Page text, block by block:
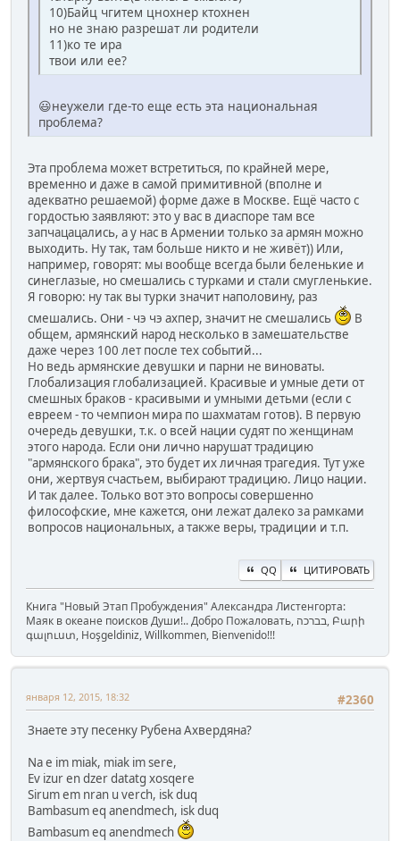
10)Байц чгитем цнохнер ктохнен
но не знаю разрешат ли родители
11)ко те ира
твои или ее?
😃неужели где-то еще есть эта национальная
проблема?
Эта проблема может встретиться, по крайней мере,
временно и даже в самой примитивной (вполне и
адекватно решаемой) форме даже в Москве. Ещё часто с
гордостью заявляют: это у вас в диаспоре там все
запчацацались, а у нас в Армении только за армян можно
выходить. Ну так, там больше никто и не живёт)) Или,
например, говорят: мы вообще всегда были беленькие и
синеглазые, но смешались с турками и стали смугленькие.
Я говорю: ну так вы турки значит наполовину, раз
смешались. Они - чэ чэ ахпер, значит не смешались
В
общем, армянский народ несколько в замешательстве
даже через 100 лет после тех событий...
Но ведь армянские девушки и парни не виноваты.
Глобализация глобализацией. Красивые и умные дети от
смешных браков - красивыми и умными детьми (если с
евреем - то чемпион мира по шахматам готов). В первую
очередь девушки, т.к. о всей нации судят по женщинам
этого народа. Если они лично нарушат традицию
"армянского брака", это будет их личная трагедия. Тут уже
они, жертвуя счастьем, выбирают традицию. Лицо нации.
И так далее. Только вот это вопросы совершенно
философские, мне кажется, они лежат далеко за рамками
вопросов национальных, а также веры, традиции и т.п.
QQ ЦИТИРОВАТЬ
Книга "Новый Этап Пробуждения" Александра Листенгорта:
Маяк в океане поисков Души!.. Добро Пожаловать, בברכה, Բարի
գալուստ, Hoşgeldiniz, Willkommen, Bienvenido!!!
#2360
января 12, 2015, 18:32
Знаете эту песенку Рубена Ахвердяна?
Na e im miak, miak im sere,
Ev izur en dzer datatg xosqere
Sirum em nran u verch, isk duq
Bambasum eq anendmech, isk duq
Bambasum eq anendmech